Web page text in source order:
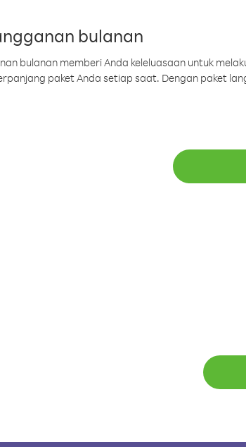
bulanan
bulanan memberi Anda keleluasaan untuk
paket Anda setiap saat. Dengan paket